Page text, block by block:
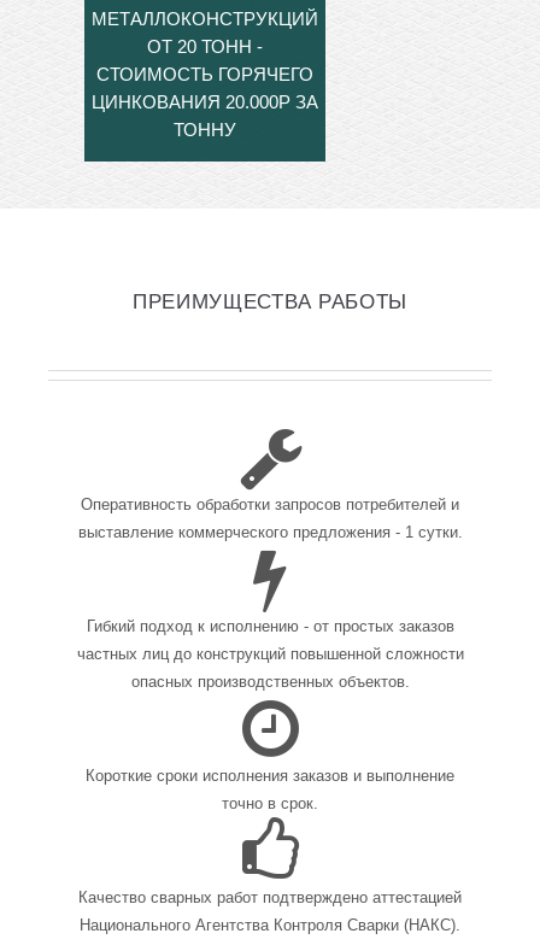
МЕТАЛЛОКОНСТРУКЦИЙ
ОТ 20 ТОНН -
СТОИМОСТЬ ГОРЯЧЕГО
ЦИНКОВАНИЯ 20.000Р ЗА
ТОННУ
ПРЕИМУЩЕСТВА РАБОТЫ
Оперативность обработки запросов потребителей и
выставление коммерческого предложения - 1 сутки.
Гибкий подход к исполнению - от простых заказов
частных лиц до конструкций повышенной сложности
опасных производственных объектов.
Короткие сроки исполнения заказов и выполнение
точно в срок.
Качество сварных работ подтверждено аттестацией
Национального Агентства Контроля Сварки (НАКС).